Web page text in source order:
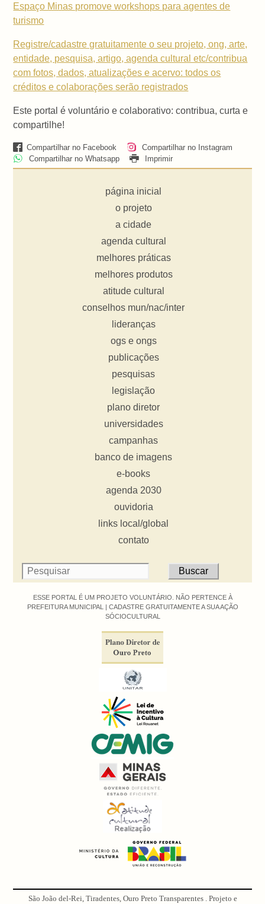
Espaço Minas promove workshops para agentes de
turismo
Registre/cadastre gratuitamente o seu projeto, ong, arte,
entidade, pesquisa, artigo, agenda cultural etc/contribua
com fotos, dados, atualizações e acervo: todos os
créditos e colaborações serão registrados
Este portal é voluntário e colaborativo: contribua, curta e
compartilhe!
Compartilhar no Facebook
Compartilhar no Instagram
Compartilhar no Whatsapp
Imprimir
página inicial
o projeto
a cidade
agenda cultural
melhores práticas
melhores produtos
atitude cultural
conselhos mun/nac/inter
lideranças
ogs e ongs
publicações
pesquisas
legislação
plano diretor
universidades
campanhas
banco de imagens
e-books
agenda 2030
ouvidoria
links local/global
contato
ESSE PORTAL É UM PROJETO VOLUNTÁRIO. NÃO PERTENCE À
PREFEITURA MUNICIPAL | CADASTRE GRATUITAMENTE A SUA AÇÃO
SÓCIOCULTURAL
São João del-Rei, Tiradentes, Ouro Preto Transparentes . Projeto e